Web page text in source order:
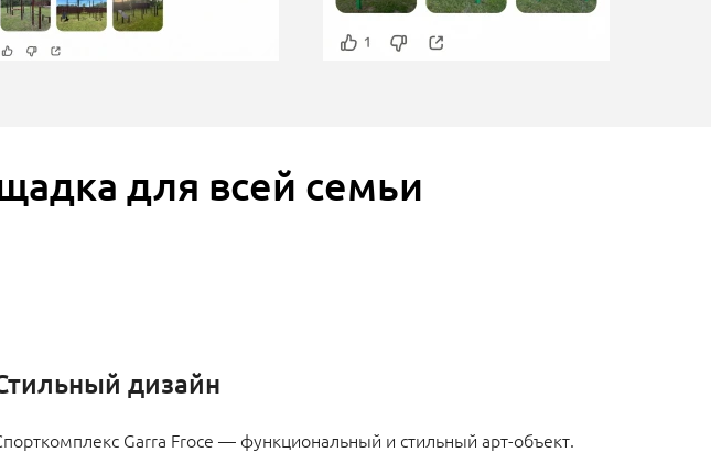
для всей семьи
дизайн
Garra Froce — функциональный и стильный арт-объект.